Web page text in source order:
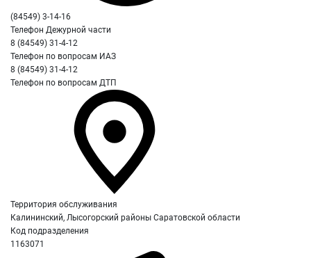
(84549) 3-14-16
Телефон Дежурной части
8 (84549) 31-4-12
Телефон по вопросам ИАЗ
8 (84549) 31-4-12
Телефон по вопросам ДТП
Территория обслуживания
Калининский, Лысогорский районы Саратовской области
Код подразделения
1163071